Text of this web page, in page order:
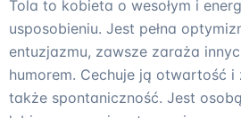
Tola to kobieta o wesołym i
usposobieniu. Jest pełna
entuzjazmu, zawsze zaraża
humorem. Cechuje ją otwartość i
także spontaniczność. Jest